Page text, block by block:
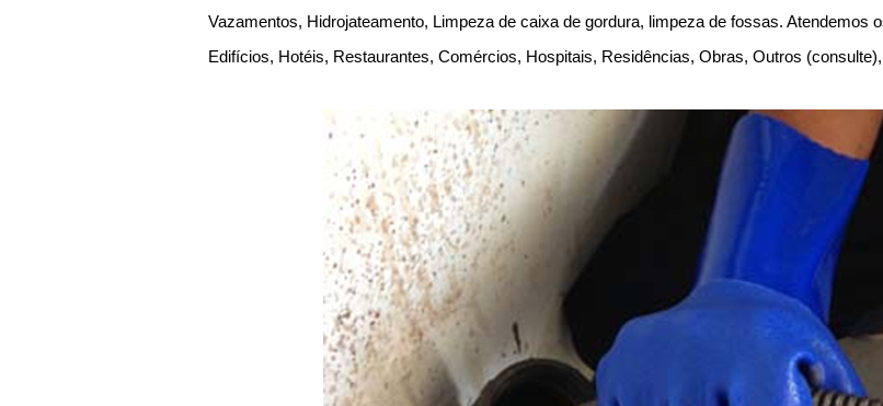
Vazamentos, Hidrojateamento, Limpeza de caixa de gordura, limpeza de fossas. Atendemos
Edifícios, Hotéis, Restaurantes, Comércios, Hospitais, Residências, Obras, Outros